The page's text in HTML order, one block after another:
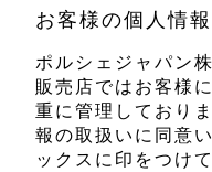
お客様の個人情
ポルシェジャパン
販売店ではお客様
重に管理しており
報の取扱いに同意
ックスに印をつけ